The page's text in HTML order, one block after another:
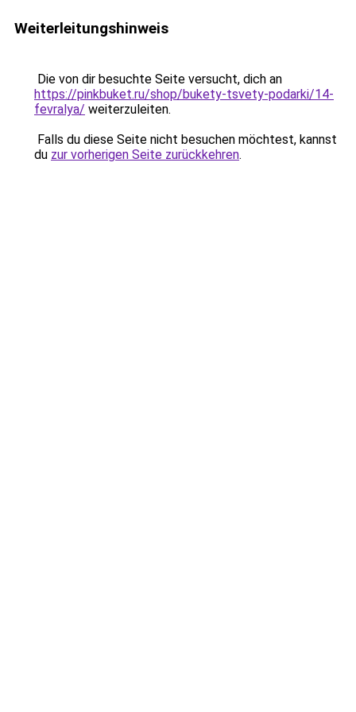
Weiterleitungshinweis
Die von dir besuchte Seite versucht, dich an
https://pinkbuket.ru/shop/bukety-tsvety-podarki/14-
fevralya/ weiterzuleiten.
Falls du diese Seite nicht besuchen möchtest, kannst
du zur vorherigen Seite zurückkehren.